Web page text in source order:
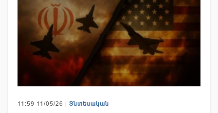
11:59 11/05/26 | Տնտեսական